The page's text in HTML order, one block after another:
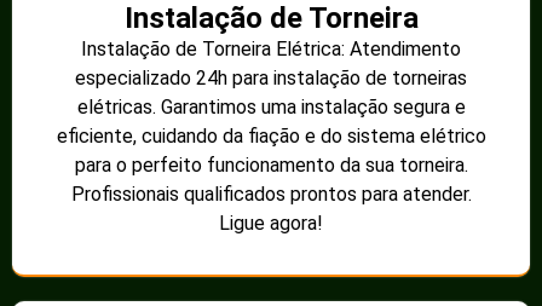
Instalação de Torneira
Instalação de Torneira Elétrica: Atendimento
especializado 24h para instalação de torneiras
elétricas. Garantimos uma instalação segura e
eficiente, cuidando da fiação e do sistema elétrico
para o perfeito funcionamento da sua torneira.
Profissionais qualificados prontos para atender.
Ligue agora!